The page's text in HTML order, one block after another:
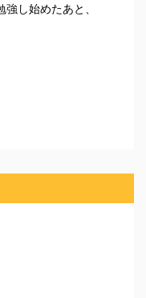
し始めたあと、